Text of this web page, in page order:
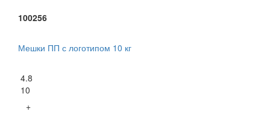
100256
Мешки ПП с логотипом 10 кг
4.8
10
+